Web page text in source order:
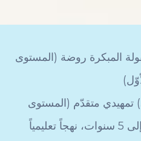
المبكرة روضة (المستوى
تمهيدي متقدّم (المستوى
الثالث) ، للأعمار من 3 إلى 5 سنوات، نهجاً تعليمياً